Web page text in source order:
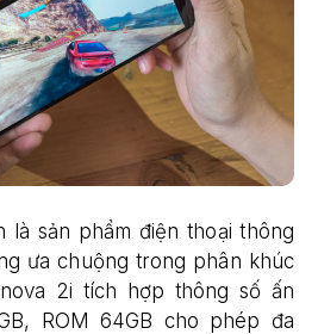
là sản phẩm điện thoại thông
ưa chuộng trong phân khúc
2i tích hợp thông số ấn
ROM 64GB cho phép đa